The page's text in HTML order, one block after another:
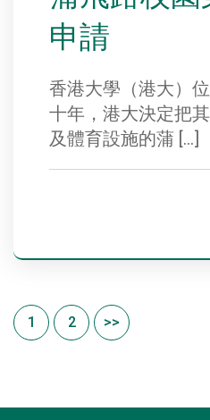
申請
香港大學（港大）
十年，港大決定把
及體育設施的蒲 […]
1 2 >>